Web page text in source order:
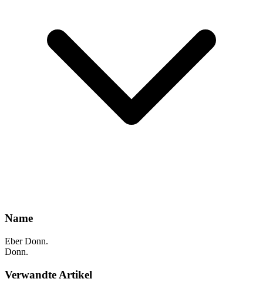
Name
Eber Donn.
Donn.
Verwandte Artikel